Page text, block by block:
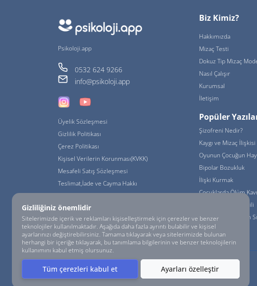
Psikoloji.app
0532 624 9266
info@psikoloji.app
Üyelik Sözleşmesi
Gizlilik Politikası
Çerez Politikası
Kişisel Verilerin Korunması(KVKK)
Mesafeli Satış Sözleşmesi
Teslimat,İade ve Cayma Hakkı
Biz Kimiz?
Hakkımızda
Mizaç Testi
Dokuz Tip Mizaç
Nasıl Çalışır
Kurumsal
İletişim
Popüler
Şizofreni Nedir?
Kaygı ve Mizaç İlişkisi
Oyunun Çocuğun
Bipolar Bozukluk
İlişki Kurmak
Çocuklarda Ölüm
İlişkilerde İhtiyaç Dili
Çocuklarda Gelişim
© psikoloji.APP - HUMNA Eğitim ve Danışmanlık Tic. Ltd. Şti. Tüm Hakları Sakldır.
Gizliliğiniz önemlidir
Sitelerimizde içerik ve reklamları kişiselleştirmek için çerezler ve benzer
teknolojiler kullanılmaktadır. Aşağıda daha fazla ayrıntı bulabilir ve kişisel
ayarlarınızı değiştirebilirsiniz. Tamama tıklayarak veya sitelerimizde bulunan
herhangi bir içeriğe tıklayarak, bu tanımlama bilgilerinin ve benzer teknolojilerin
kullanımını kabul etmiş olursunuz.
Tüm çerezleri kabul et Ayarları özelleştir